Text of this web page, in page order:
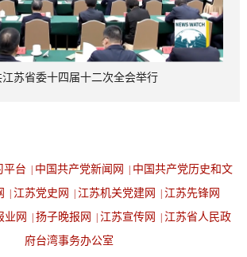
江苏省委十四届十二次全会举行
平台 中国共产党新闻网
中国共产党历史和文
江苏党史网 江苏机关党建网
江苏先锋网
业网 扬子晚报网 江苏宣传网
江苏省人民政
府台湾事务办公室